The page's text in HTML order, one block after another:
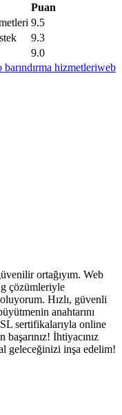
Puan
9.5
9.3
9.0
barındırma hizmetleriweb
ortağıyım. Web
çözümleriyle
Hızlı, güvenli
anahtarını
sertifikalarıyla online
İhtiyacınız
geleceğinizi inşa edelim!